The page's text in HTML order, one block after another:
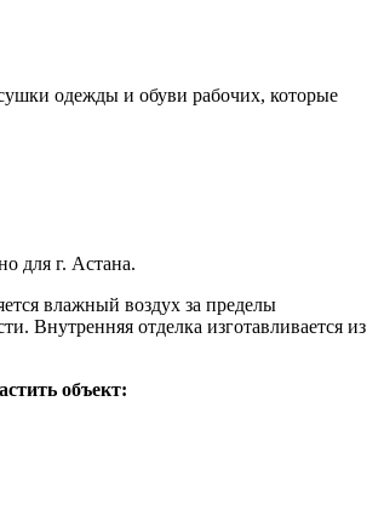
одежды и обуви рабочих, которые
для г. Астана.
влажный воздух за пределы
Внутренняя отделка изготавливается из
объект: